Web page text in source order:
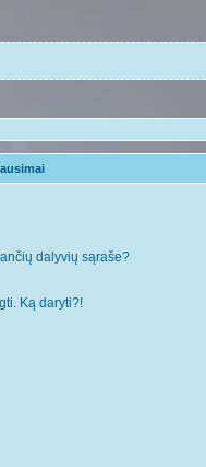
dalyvių sąraše?
Ką daryti?!